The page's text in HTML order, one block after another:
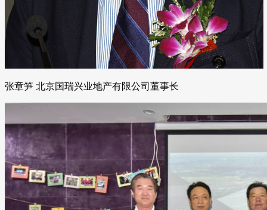
张章笋 北京国瑞兴业地产有限公司董事长